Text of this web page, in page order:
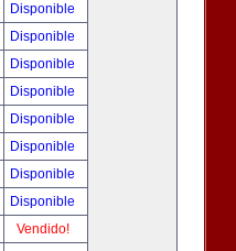
Disponible
Disponible
Disponible
Disponible
Disponible
Disponible
Disponible
Disponible
Vendido!